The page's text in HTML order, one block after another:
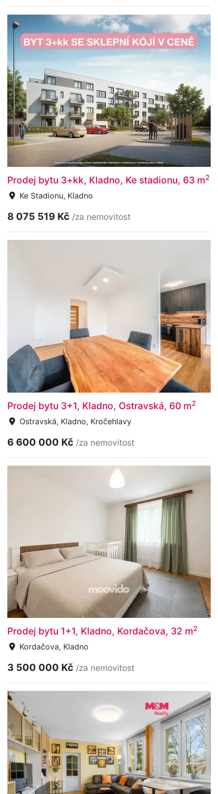
Prodej bytu 3+kk, Kladno, Ke stadionu, 63 m2
Ke Stadionu, Kladno
8 075 519 Kč /za nemovitost
Prodej bytu 3+1, Kladno, Ostravská, 60 m2
Ostravská, Kladno, Kročehlavy
6 600 000 Kč /za nemovitost
Prodej bytu 1+1, Kladno, Kordačova, 32 m2
Kordačova, Kladno
3 500 000 Kč /za nemovitost